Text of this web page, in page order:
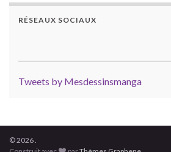
RÉSEAUX SOCIAUX
Tweets by Mesdessinsmanga
© 2026 .